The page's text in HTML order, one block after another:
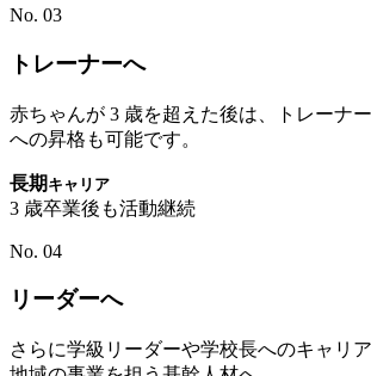
No. 03
トレーナーへ
赤ちゃんが 3 歳を超えた後は、トレーナ
への昇格も可能です。
長期 キャリア
3 歳卒業後も活動継続
No. 04
リーダーへ
さらに学級リーダーや学校長へのキャリ